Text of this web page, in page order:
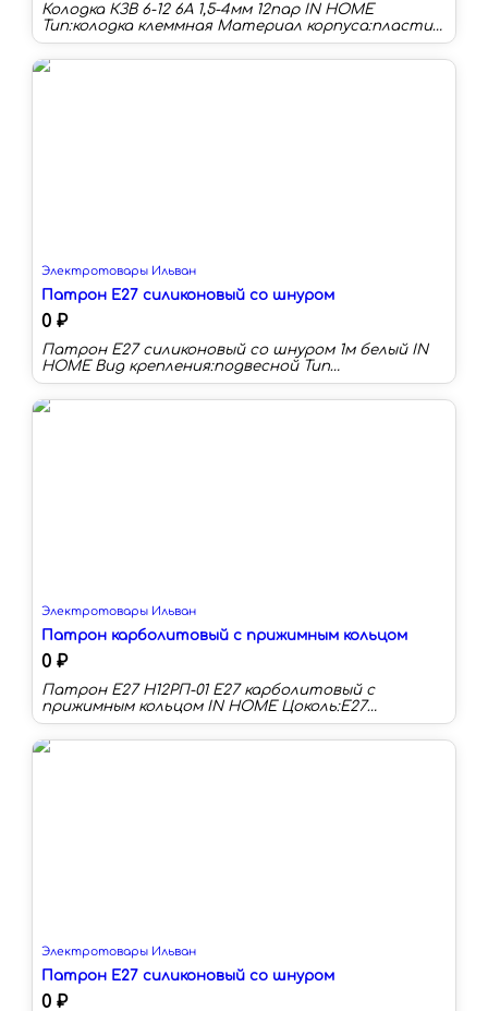
Колодка КЗВ 6-12 6А 1,5-4мм 12пар IN HOME
Тип:колодка клеммная Материал корпуса:пластик
Сечение провода:1.5-4 мм² Номинальный ток:6 А
Наличие изоляции:нет Цвет:прозрачный
Электротовары Ильван
Патрон Е27 силиконовый со шнуром
0 ₽
Патрон Е27 силиконовый со шнуром 1м белый IN
HOME Вид крепления:подвесной Тип
лампы:светодиодная/накаливания/
энергосберегающая Цоколь:E27 Напряжение
питания:220В Основной цвет:белый Количество
Электротовары Ильван
Патрон карболитовый с прижимным кольцом
0 ₽
Патрон Е27 Н12РП-01 Е27 карболитовый с
прижимным кольцом IN HOME Цоколь:E27
Напряжение:220 В Мощность:100 Вт
Материал:карболит Тип лампы:светодиодная/
накаливания/энергосберегающая
Электротовары Ильван
Патрон Е27 силиконовый со шнуром
0 ₽